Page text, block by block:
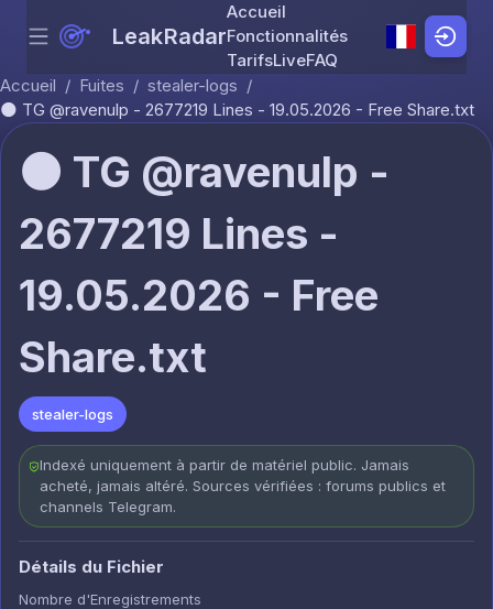
Skip to content
Menu LeakRadar
Accueil
Fonctionnalités
TarifsLiveFAQ
Accueil / Fuites / stealer-logs /
🌑 TG @ravenulp - 2677219 Lines - 19.05.2026 - Free Share.txt
🌑 TG @ravenulp -
2677219 Lines -
19.05.2026 - Free
Share.txt
stealer-logs
Indexé uniquement à partir de matériel public. Jamais
acheté, jamais altéré. Sources vérifiées : forums publics et
channels Telegram.
Détails du Fichier
Nombre d'Enregistrements